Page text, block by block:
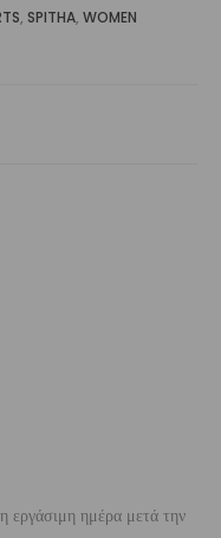
, SPITHA, WOMEN
εργάσιμη ημέρα μετά την